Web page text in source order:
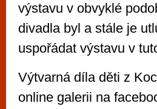
výstavu v obvyklé
divadla byl a stále je
uspořádat výstavu v
Výtvarná díla děti z
online galerii na